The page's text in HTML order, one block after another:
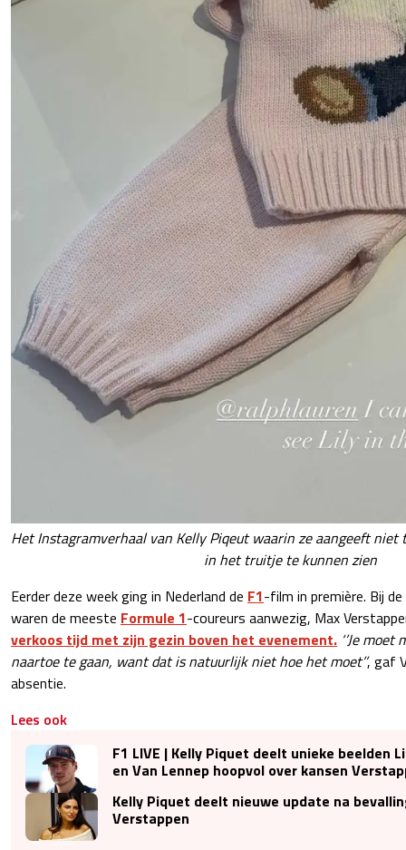
Het Instagramverhaal van Kelly Piqeut waarin ze aangeeft
in het truitje te kunnen zien
Eerder deze week ging in Nederland de F1-film in première. Bij
waren de meeste Formule 1-coureurs aanwezig, Max
verkoos tijd met zijn gezin boven het evenement. ‘’Je
naartoe te gaan, want dat is natuurlijk niet hoe het moet’’, gaf
absentie.
Lees ook
F1 LIVE | Kelly Piquet deelt unieke beelden
en Van Lennep hoopvol over kansen
Kelly Piquet deelt nieuwe update na
Verstappen